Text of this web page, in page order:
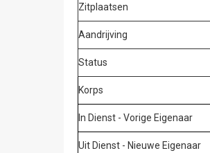
Zitplaatsen
Aandrijving
Status
Korps
In Dienst - Vorige Eigenaar
Uit Dienst - Nieuwe Eigenaar